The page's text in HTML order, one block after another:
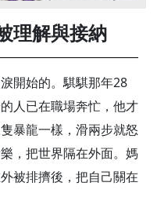
理解與接納
開始的。騏騏那年28
人已在職場奔忙，他才
暴龍一樣，滑兩步就怒
，把世界隔在外面。媽
被排擠後，把自己關在